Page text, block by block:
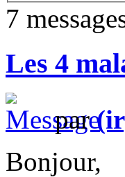
7
Les 4
par
Bonjour,